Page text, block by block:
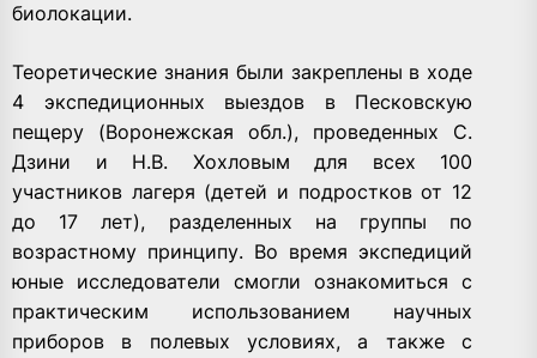
биолокации.
Теоретические знания были закреплены в ходе
4 экспедиционных выездов в Песковскую
пещеру (Воронежская обл.), проведенных С.
Дзини и Н.В. Хохловым для всех 100
участников лагеря (детей и подростков от 12
до 17 лет), разделенных на группы по
возрастному принципу. Во время экспедиций
юные исследователи смогли ознакомиться с
практическим использованием научных
приборов в полевых условиях, а также с